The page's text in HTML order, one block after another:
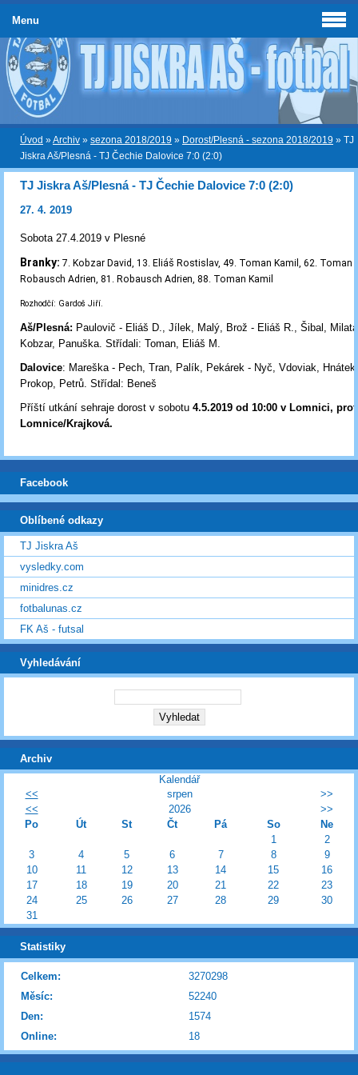
Úvod »Archiv » sezona 2018/2019 » Dorost/Plesná - sezona 2018/2019 » TJ
Jiskra Aš/Plesná - TJ Čechie Dalovice 7:0 (2:0)
TJ Jiskra Aš/Plesná - TJ Čechie Dalovice 7:0 (2:0)
27. 4. 2019
Sobota 27.4.2019 v Plesné
Branky: 7. Kobzar David, 13. Eliáš Rostislav, 49. Toman Kamil, 62. Toman
Robausch Adrien, 81. Robausch Adrien, 88. Toman Kamil
Rozhodčí: Gardoš Jiří.
Aš/Plesná: Paulovič - Eliáš D., Jílek, Malý, Brož - Eliáš R., Šibal,
Kobzar, Panuška. Střídali: Toman, Eliáš M.
Dalovice: Mareška - Pech, Tran, Palík, Pekárek - Nyč, Vdoviak,
Prokop, Petrů. Střídal: Beneš
Příští utkání sehraje dorost v sobotu 4.5.2019 od 10:00 v Lomnici,
Lomnice/Krajková.
Menu
Facebook
Oblíbené odkazy
TJ Jiskra Aš
vysledky.com
minidres.cz
fotbalunas.cz
FK Aš - futsal
Vyhledávání
Archiv
Kalendář
<<
srpen
>>
<<
2026
>>
Po
Út St Čt Pá So
Ne
1
2
3
4 5 6 7 8
9
10
11 12 13 14 15
16
17
18 19 20 21 22
23
24
25 26 27 28 29
30
31
Statistiky
Online: 18
Celkem:
3270298
Měsíc:
52240
Den:
1574